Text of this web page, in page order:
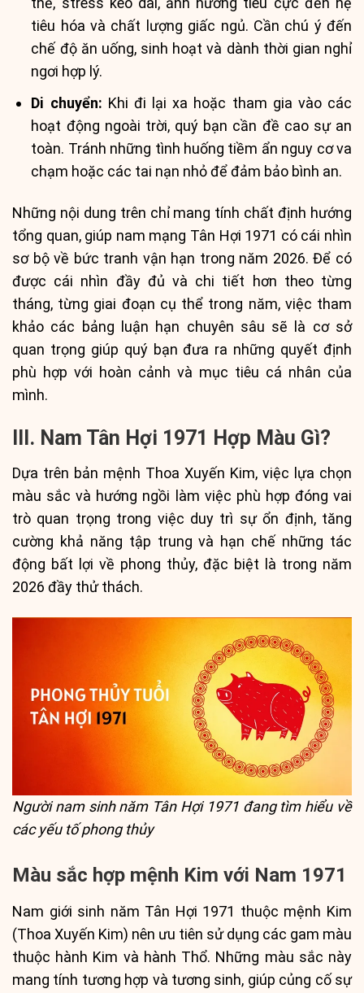
tiêu hóa và chất lượng giấc ngủ. Cần chú ý đến
chế độ ăn uống, sinh hoạt và dành thời gian nghỉ
ngơi hợp lý.
Di chuyển: Khi đi lại xa hoặc tham gia vào các
hoạt động ngoài trời, quý bạn cần đề cao sự an
toàn. Tránh những tình huống tiềm ẩn nguy cơ va
chạm hoặc các tai nạn nhỏ để đảm bảo bình an.
Những nội dung trên chỉ mang tính chất định hướng
tổng quan, giúp nam mạng Tân Hợi 1971 có cái nhìn
sơ bộ về bức tranh vận hạn trong năm 2026. Để có
được cái nhìn đầy đủ và chi tiết hơn theo từng
tháng, từng giai đoạn cụ thể trong năm, việc tham
khảo các bảng luận hạn chuyên sâu sẽ là cơ sở
quan trọng giúp quý bạn đưa ra những quyết định
phù hợp với hoàn cảnh và mục tiêu cá nhân của
mình.
III. Nam Tân Hợi 1971 Hợp Màu Gì?
Dựa trên bản mệnh Thoa Xuyến Kim, việc lựa chọn
màu sắc và hướng ngồi làm việc phù hợp đóng vai
trò quan trọng trong việc duy trì sự ổn định, tăng
cường khả năng tập trung và hạn chế những tác
động bất lợi về phong thủy, đặc biệt là trong năm
2026 đầy thử thách.
Người nam sinh năm Tân Hợi 1971 đang tìm hiểu về
các yếu tố phong thủy
Màu sắc hợp mệnh Kim với Nam 1971
Nam giới sinh năm Tân Hợi 1971 thuộc mệnh Kim
(Thoa Xuyến Kim) nên ưu tiên sử dụng các gam màu
thuộc hành Kim và hành Thổ. Những màu sắc này
mang tính tương hợp và tương sinh, giúp củng cố sự